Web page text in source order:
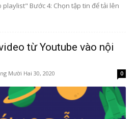
Bước 4: Chọn tập tin để tải lên
từ Youtube vào nội
Mười Hai 30, 2020 0